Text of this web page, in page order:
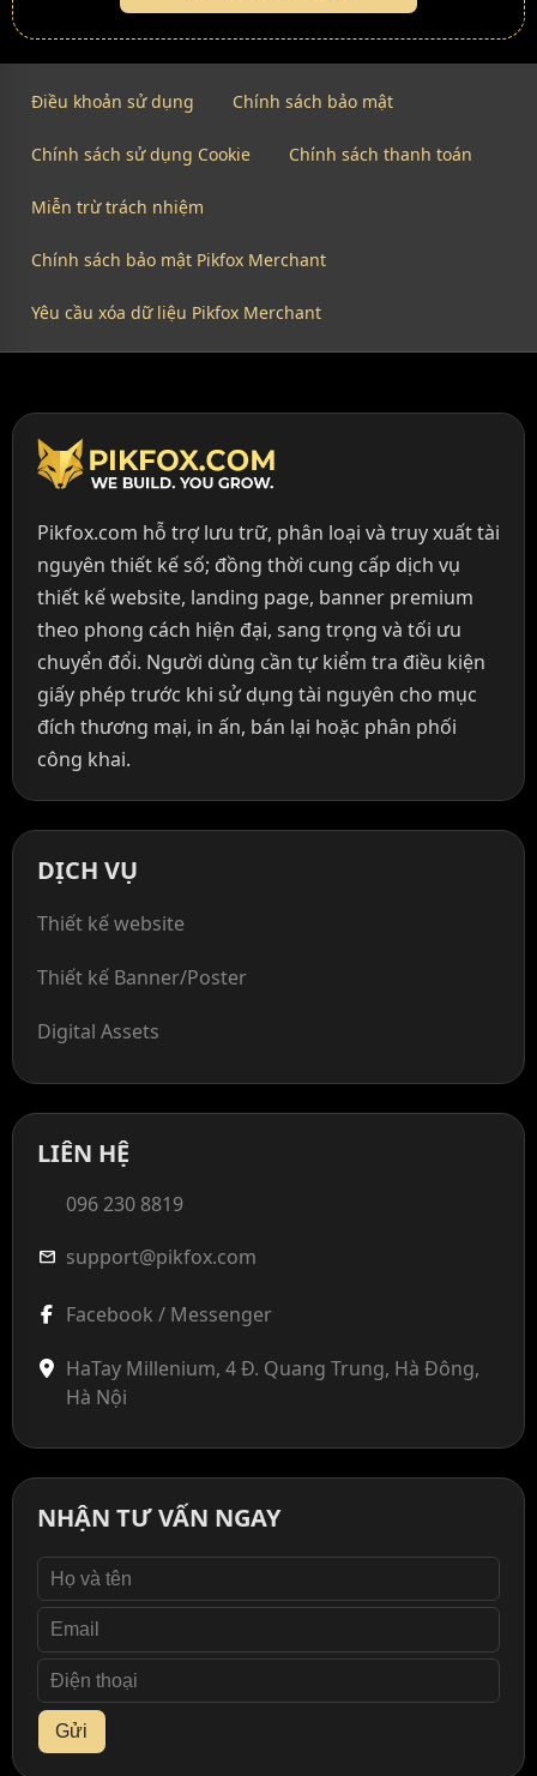
Điều khoản sử dụng Chính sách bảo mật
Chính sách sử dụng Cookie Chính sách thanh toán
Miễn trừ trách nhiệm
Chính sách bảo mật Pikfox Merchant
Yêu cầu xóa dữ liệu Pikfox Merchant
Pikfox.com hỗ trợ lưu trữ, phân loại và truy xuất tài
nguyên thiết kế số; đồng thời cung cấp dịch vụ
thiết kế website, landing page, banner premium
theo phong cách hiện đại, sang trọng và tối ưu
chuyển đổi. Người dùng cần tự kiểm tra điều kiện
giấy phép trước khi sử dụng tài nguyên cho mục
đích thương mại, in ấn, bán lại hoặc phân phối
công khai.
DỊCH VỤ
Thiết kế website
Thiết kế Banner/Poster
Digital Assets
LIÊN HỆ
096 230 8819
mail support@pikfox.com
Facebook / Messenger
HaTay Millenium, 4 Đ. Quang Trung, Hà Đông,
Hà Nội
NHẬN TƯ VẤN NGAY
Gửi